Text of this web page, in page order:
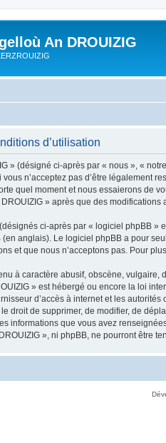
An DROUIZIG
d’utilisation
» (désigné ci-après par « nous », «
n’acceptez pas d’être légalement
quel moment et nous essaierons de
» après que des
ci-après par « logiciel phpBB
(en anglais). Le logiciel phpBB a pour
et que nous n’acceptons pas. Pour
à caractère abusif, obscène,
» est hébergé ou encore la loi
d’accès à internet et les
droit de supprimer, de modifier, de
informations que vous avez
», ni phpBB, ne pourront être